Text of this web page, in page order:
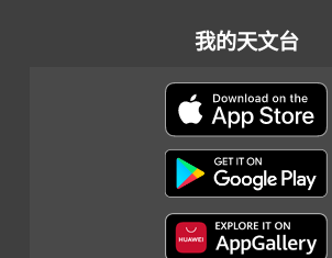
我的天文台